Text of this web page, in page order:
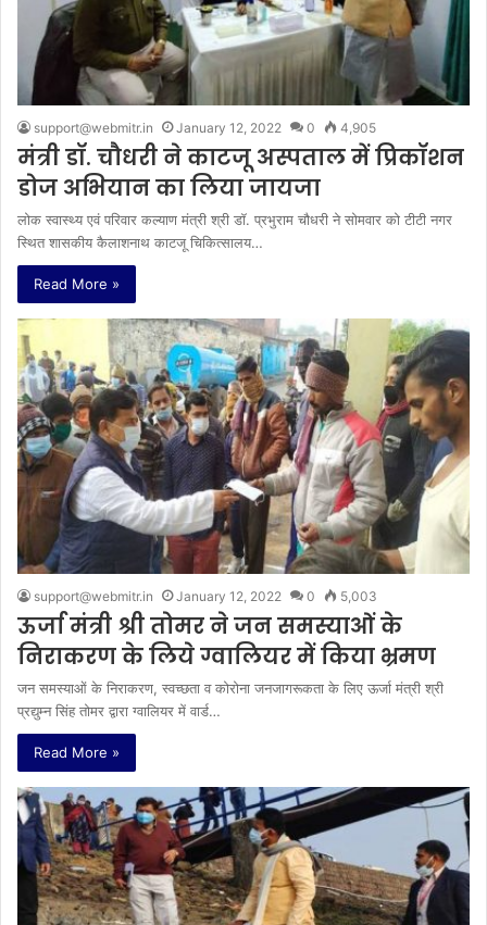
support@webmitr.in January 12, 2022 0 4,905
मंत्री डॉ. चौधरी ने काटजू अस्पताल में प्रिकॉशन
डोज अभियान का लिया जायजा
लोक स्वास्थ्य एवं परिवार कल्याण मंत्री श्री डॉ. प्रभुराम चौधरी ने सोमवार को टीटी नगर
स्थित शासकीय कैलाशनाथ काटजू चिकित्सालय…
Read More »
support@webmitr.in January 12, 2022 0 5,003
ऊर्जा मंत्री श्री तोमर ने जन समस्याओं के
निराकरण के लिये ग्वालियर में किया भ्रमण
जन समस्याओं के निराकरण, स्वच्छता व कोरोना जनजागरूकता के लिए ऊर्जा मंत्री श्री
प्रद्युम्न सिंह तोमर द्वारा ग्वालियर में वार्ड…
Read More »